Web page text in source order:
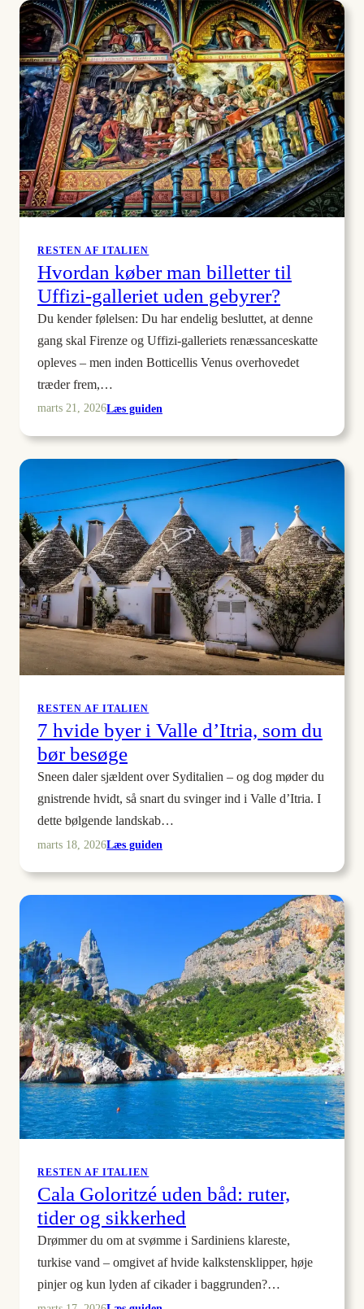
besøge
Pompeji
og
Vesuv
på
samme
dag?
RESTEN AF ITALIEN
Hvordan køber man billetter til
Uffizi-galleriet uden gebyrer?
Du kender følelsen: Du har endelig besluttet, at denne
gang skal Firenze og Uffizi-galleriets renæssanceskatte
opleves – men inden Botticellis Venus overhovedet
træder frem,…
marts 21, 2026Læs guiden
man
billetter
Uffizi-
galleriet
uden
gebyrer?
RESTEN AF ITALIEN
7 hvide byer i Valle d’Itria, som du
bør besøge
Sneen daler sjældent over Syditalien – og dog møder du
gnistrende hvidt, så snart du svinger ind i Valle d’Itria. I
dette bølgende landskab…
marts 18, 2026Læs guiden
d’Itria,
som
du
bør
besøge
RESTEN AF ITALIEN
Cala Goloritzé uden båd: ruter,
tider og sikkerhed
Drømmer du om at svømme i Sardiniens klareste,
turkise vand – omgivet af hvide kalkstensklipper, høje
pinjer og kun lyden af cikader i baggrunden?…